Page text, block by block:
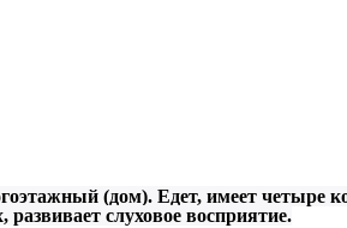
(дом). Едет, имеет четыре
слуховое восприятие.